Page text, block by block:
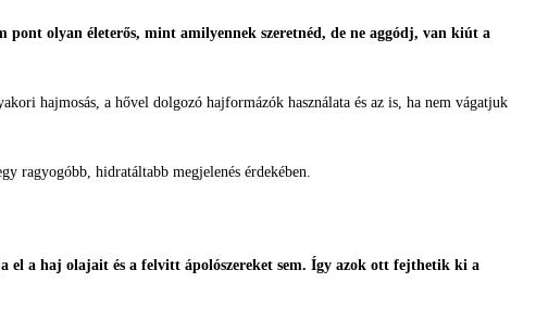
pont olyan életerős, mint amilyennek szeretnéd, de ne aggódj, van kiút a
hajmosás, a hővel dolgozó hajformázók használata és az is, ha nem vágatjuk
ragyogóbb, hidratáltabb megjelenés érdekében.
el a haj olajait és a felvitt ápolószereket sem. Így azok ott fejthetik ki a